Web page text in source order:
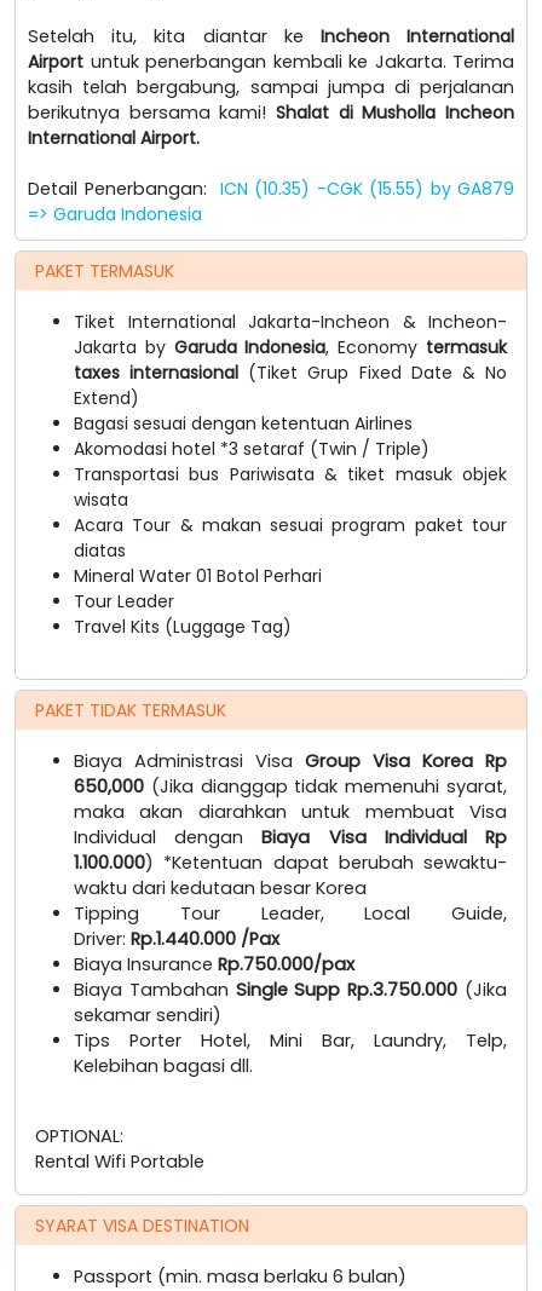
Setelah itu, kita diantar ke Incheon International
Airport untuk penerbangan kembali ke Jakarta. Terima
kasih telah bergabung, sampai jumpa di perjalanan
berikutnya bersama kami! Shalat di Musholla Incheon
International Airport.
Detail Penerbangan: ICN (10.35) -CGK (15.55) by GA879
=> Garuda Indonesia
PAKET TERMASUK
Tiket International Jakarta-Incheon & Incheon-
Jakarta by Garuda Indonesia, Economy termasuk
taxes internasional (Tiket Grup Fixed Date & No
Extend)
Bagasi sesuai dengan ketentuan Airlines
Akomodasi hotel *3 setaraf (Twin / Triple)
Transportasi bus Pariwisata & tiket masuk objek
wisata
Acara Tour & makan sesuai program paket tour
diatas
Mineral Water 01 Botol Perhari
Tour Leader
Travel Kits (Luggage Tag)
PAKET TIDAK TERMASUK
Biaya Administrasi Visa Group Visa Korea Rp
650,000 (Jika dianggap tidak memenuhi syarat,
maka akan diarahkan untuk membuat Visa
Individual denganBiaya Visa Individual Rp
1.100.000) *Ketentuan dapat berubah sewaktu-
waktu dari kedutaan besar Korea
Tipping Tour Leader, Local Guide,
Driver: Rp.1.440.000 /Pax
Biaya Insurance Rp.750.000/pax
Biaya Tambahan Single Supp Rp.3.750.000 (Jika
sekamar sendiri)
Tips Porter Hotel, Mini Bar, Laundry, Telp,
Kelebihan bagasi dll.
OPTIONAL:
Rental Wifi Portable
SYARAT VISA DESTINATION
Passport (min. masa berlaku 6 bulan)